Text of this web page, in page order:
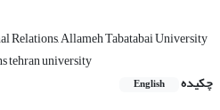
Relations, Allameh Tabatabai University
tehran university
چکیده
English